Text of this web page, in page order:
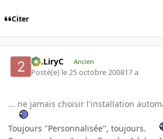
Citer
2C.LiryC Ancien
Posté(e) le 25 octobre 200817 a
... ne jamais choisir l'installation
Toujours "Personnalisée", toujours.